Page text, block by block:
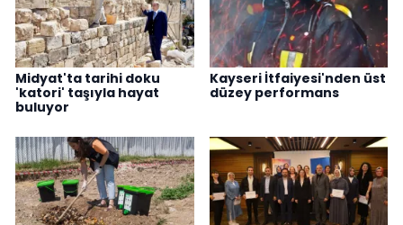
Midyat'ta tarihi doku
'katori' taşıyla hayat
buluyor
Kayseri İtfaiyesi'nden üst
düzey performans